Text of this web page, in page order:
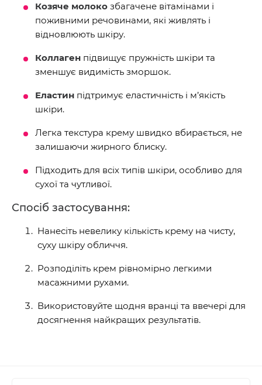
Козяче молоко збагачене вітамінами і
поживними речовинами, які живлять і
відновлюють шкіру.
Коллаген підвищує пружність шкіри та
зменшує видимість зморшок.
Еластин підтримує еластичність і м’якість
шкіри.
Легка текстура крему швидко вбирається, не
залишаючи жирного блиску.
Підходить для всіх типів шкіри, особливо для
сухої та чутливої.
Спосіб застосування:
Нанесіть невелику кількість крему на чисту,
суху шкіру обличчя.
Розподіліть крем рівномірно легкими
масажними рухами.
Використовуйте щодня вранці та ввечері для
досягнення найкращих результатів.